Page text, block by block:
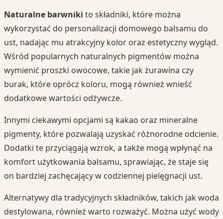
Naturalne barwniki to składniki, które można
wykorzystać do personalizacji domowego balsamu do
ust, nadając mu atrakcyjny kolor oraz estetyczny wygląd.
Wśród popularnych naturalnych pigmentów można
wymienić proszki owocowe, takie jak żurawina czy
burak, które oprócz koloru, mogą również wnieść
dodatkowe wartości odżywcze.
Innymi ciekawymi opcjami są kakao oraz mineralne
pigmenty, które pozwalają uzyskać różnorodne odcienie.
Dodatki te przyciągają wzrok, a także mogą wpłynąć na
komfort użytkowania balsamu, sprawiając, że staje się
on bardziej zachęcający w codziennej pielęgnacji ust.
Alternatywy dla tradycyjnych składników, takich jak woda
destylowana, również warto rozważyć. Można użyć wody